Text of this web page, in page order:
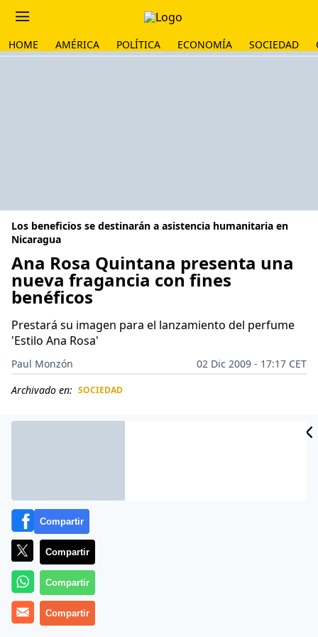
HOME AMÉRICA POLÍTICA ECONOMÍA SOCIEDAD
Los beneficios se destinarán a asistencia humanitaria en
Nicaragua
Ana Rosa Quintana presenta una
nueva fragancia con fines
benéficos
Prestará su imagen para el lanzamiento del perfume
'Estilo Ana Rosa'
Paul Monzón
02 Dic 2009 - 17:17 CET
Archivado en: SOCIEDAD
La periodista Ana Rosa Quintana prestará su imagen
Compartir
Compartir
Compartir
Compartir